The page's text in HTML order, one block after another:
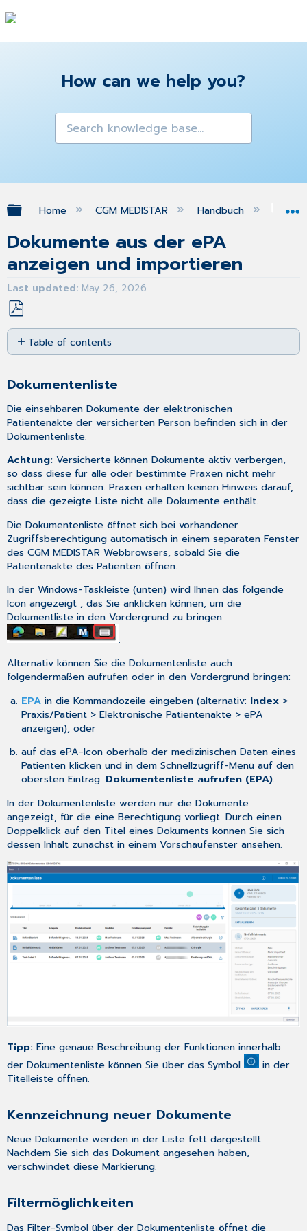
How can we help you?
Expand/collapse global hierarchy
Home CGM MEDISTAR Handbuch
Dokumente aus der ePA
anzeigen und importieren
Last updated May 26, 2026
Save
as
PDF
Table of contents
Kennzeichnung
neuer
Dokumente
Filtermöglichkeiten
Dokumente
und
in
CGM MEDISTAR
importieren
Herunterladen
aus
dem
Vorschaufenster
Herunterladen
aus
der
Dokumentenliste
Dokumentation
Imports
von
Dokumenten
in
CGM MEDISTAR
Zeile
in
den
medizinischen
Daten
COMM-
Nachricht
Dokumentenliste
Die einsehbaren Dokumente der elektronischen
Patientenakte der versicherten Person befinden sich in der
Dokumentenliste.
Achtung:Versicherte können Dokumente aktiv verbergen,
so dass diese für alle oder bestimmte Praxen nicht mehr
sichtbar sein können. Praxen erhalten keinen Hinweis darauf,
dass die gezeigte Liste nicht alle Dokumente enthält.
Die Dokumentenliste öffnet sich bei vorhandener
Zugriffsberechtigung automatisch in einem separaten Fenster
des CGM MEDISTAR Webbrowsers, sobald Sie die
Patientenakte des Patienten öffnen.
In der Windows-Taskleiste (unten) wird Ihnen das folgende
Icon angezeigt , das Sie anklicken können, um die
Dokumentliste in den Vordergrund zu bringen:
.
Alternativ können Sie die Dokumentenliste auch
folgendermaßen aufrufen oder in den Vordergrund bringen:
EPA in die Kommandozeile eingeben (alternativ: Index>
Praxis/Patient > Elektronische Patientenakte > ePA
anzeigen), oder
auf das ePA-Iconoberhalb der medizinischen Daten eines
Patienten klicken und in dem Schnellzugriff-Menüauf den
obersten Eintrag: Dokumentenliste aufrufen (EPA).
In der Dokumentenliste werden nur die Dokumente
angezeigt, für die eine Berechtigung vorliegt. Durch einen
Doppelklick auf den Titel eines Dokuments können Sie sich
dessen Inhalt zunächst in einem Vorschaufenster ansehen.
Tipp:Eine genaue Beschreibung der Funktionen innerhalb
der Dokumentenliste können Sie über das Symbol
in der
Titelleiste öffnen.
Kennzeichnung neuer Dokumente
Neue Dokumente werden in der Liste fettdargestellt.
Nachdem Sie sich das Dokument angesehen haben,
verschwindet diese Markierung.
Filtermöglichkeiten
Das Filter-Symbol über der Dokumentenliste öffnet die